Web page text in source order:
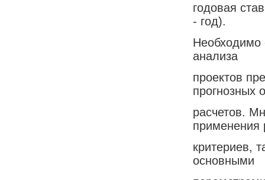
годовая
- год).
Необходимо
анализа
проектов
прогнозных
расчетов.
применения
критериев,
основными